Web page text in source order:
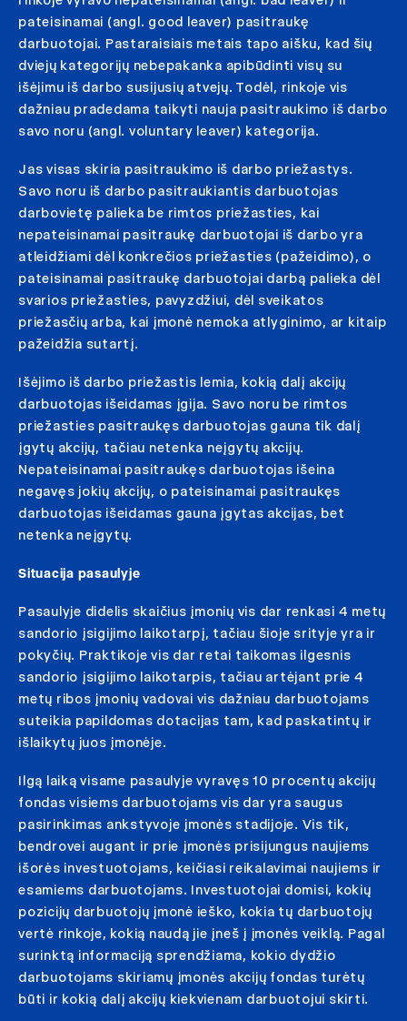
pateisinamai (angl. good leaver) pasitraukę
darbuotojai. Pastaraisiais metais tapo aišku, kad šių
dviejų kategorijų nebepakanka apibūdinti visų su
išėjimu iš darbo susijusių atvejų. Todėl, rinkoje vis
dažniau pradedama taikyti nauja pasitraukimo iš darbo
savo noru (angl. voluntary leaver) kategorija.
Jas visas skiria pasitraukimo iš darbo priežastys.
Savo noru iš darbo pasitraukiantis darbuotojas
darbovietę palieka be rimtos priežasties, kai
nepateisinamai pasitraukę darbuotojai iš darbo yra
atleidžiami dėl konkrečios priežasties (pažeidimo), o
pateisinamai pasitraukę darbuotojai darbą palieka dėl
svarios priežasties, pavyzdžiui, dėl sveikatos
priežasčių arba, kai įmonė nemoka atlyginimo, ar kitaip
pažeidžia sutartį.
Išėjimo iš darbo priežastis lemia, kokią dalį akcijų
darbuotojas išeidamas įgija. Savo noru be rimtos
priežasties pasitraukęs darbuotojas gauna tik dalį
įgytų akcijų, tačiau netenka neįgytų akcijų.
Nepateisinamai pasitraukęs darbuotojas išeina
negavęs jokių akcijų, o pateisinamai pasitraukęs
darbuotojas išeidamas gauna įgytas akcijas, bet
netenka neįgytų.
Situacija pasaulyje
Pasaulyje didelis skaičius įmonių vis dar renkasi 4 metų
sandorio įsigijimo laikotarpį, tačiau šioje srityje yra ir
pokyčių. Praktikoje vis dar retai taikomas ilgesnis
sandorio įsigijimo laikotarpis, tačiau artėjant prie 4
metų ribos įmonių vadovai vis dažniau darbuotojams
suteikia papildomas dotacijas tam, kad paskatintų ir
išlaikytų juos įmonėje.
Ilgą laiką visame pasaulyje vyravęs 10 procentų akcijų
fondas visiems darbuotojams vis dar yra saugus
pasirinkimas ankstyvoje įmonės stadijoje. Vis tik,
bendrovei augant ir prie įmonės prisijungus naujiems
išorės investuotojams, keičiasi reikalavimai naujiems ir
esamiems darbuotojams. Investuotojai domisi, kokių
pozicijų darbuotojų įmonė ieško, kokia tų darbuotojų
vertė rinkoje, kokią naudą jie įneš į įmonės veiklą. Pagal
surinktą informaciją sprendžiama, kokio dydžio
darbuotojams skiriamų įmonės akcijų fondas turėtų
būti ir kokią dalį akcijų kiekvienam darbuotojui skirti.